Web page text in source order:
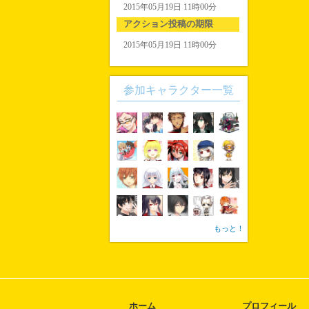
2015年05月19日 11時00分
アクション投稿の期限
2015年05月19日 11時00分
参加キャラクター一覧
もっと！
ホーム プロフィール